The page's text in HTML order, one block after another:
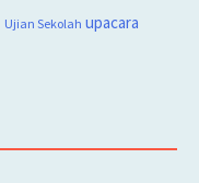
Ujian Sekolah upacara